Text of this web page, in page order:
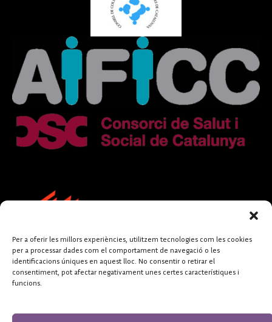
Per a oferir les millors experiències, utilitzem tecnologies com les cookies
per a processar dades com el comportament de navegació o les
identificacions úniques en aquest lloc. No consentir o retirar el
consentiment, pot afectar negativament unes certes característiques i
funcions.
FUNDACIÓ